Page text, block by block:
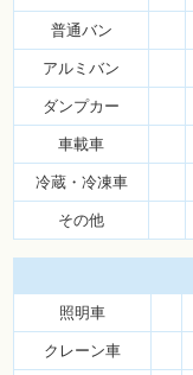
普通バン
アルミバン
ダンプカー
車載車
冷蔵・冷凍車
その他
照明車
クレーン車